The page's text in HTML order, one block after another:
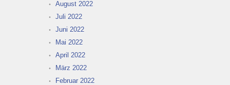
August 2022
Juli 2022
Juni 2022
Mai 2022
April 2022
März 2022
Februar 2022